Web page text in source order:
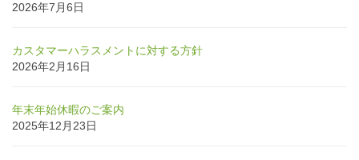
2026年7月6日
カスタマーハラスメントに対する方針
2026年2月16日
年末年始休暇のご案内
2025年12月23日